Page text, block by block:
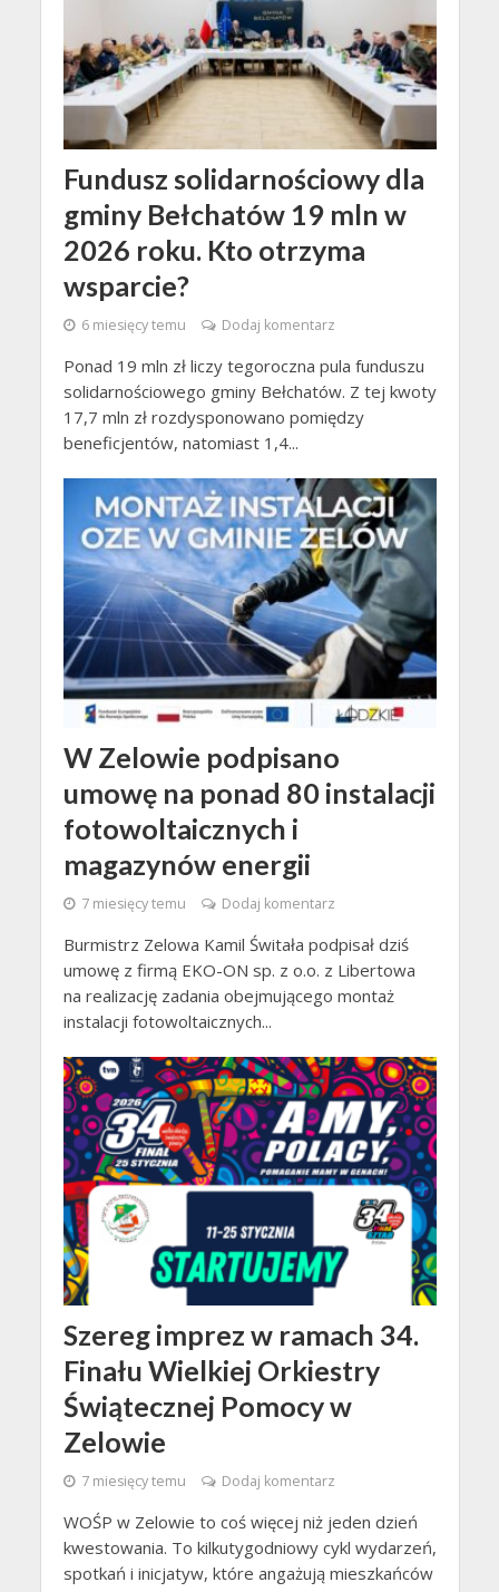
Fundusz solidarnościowy dla
gminy Bełchatów 19 mln w
2026 roku. Kto otrzyma
wsparcie?
6 miesięcy temu Dodaj komentarz
Ponad 19 mln zł liczy tegoroczna pula funduszu
solidarnościowego gminy Bełchatów. Z tej kwoty
17,7 mln zł rozdysponowano pomiędzy
beneficjentów, natomiast 1,4...
W Zelowie podpisano
umowę na ponad 80 instalacji
fotowoltaicznych i
magazynów energii
7 miesięcy temu Dodaj komentarz
Burmistrz Zelowa Kamil Świtała podpisał dziś
umowę z firmą EKO-ON sp. z o.o. z Libertowa
na realizację zadania obejmującego montaż
instalacji fotowoltaicznych...
Szereg imprez w ramach 34.
Finału Wielkiej Orkiestry
Świątecznej Pomocy w
Zelowie
7 miesięcy temu Dodaj komentarz
WOŚP w Zelowie to coś więcej niż jeden dzień
kwestowania. To kilkutygodniowy cykl wydarzeń,
spotkań i inicjatyw, które angażują mieszkańców